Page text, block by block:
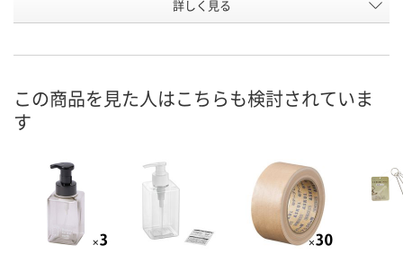
クリア 280mL クリア 400mL
号
お届け日
カゴへ カゴへ
詳しく見る
この商品を見た人はこちらも検討されていま
す